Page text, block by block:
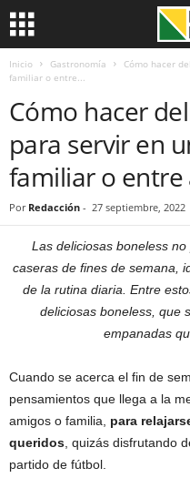
Inicio Gastronomía
Cómo hacer
familiar o entre...
Cómo hacer
para servir en
familiar o entre
Por Redacción - 27 septiembre, 2022
Las deliciosas boneless
caseras de fines de semana,
de la rutina diaria. Entre
deliciosas boneless, que
empanadas
Cuando se acerca el fin de
pensamientos que llega a la
amigos o familia, para
queridos , quizás disfrutando
partido de fútbol.